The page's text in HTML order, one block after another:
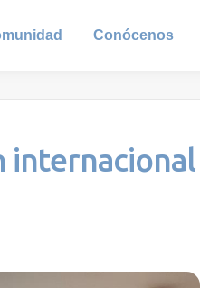
Conócenos
internacional